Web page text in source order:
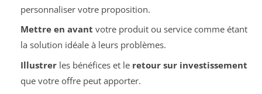
personnaliser votre proposition.
Mettre en avant votre produit ou service comme étant
la solution idéale à leurs problèmes.
Illustrerles bénéfices et le retour sur investissement
que votre offre peut apporter.